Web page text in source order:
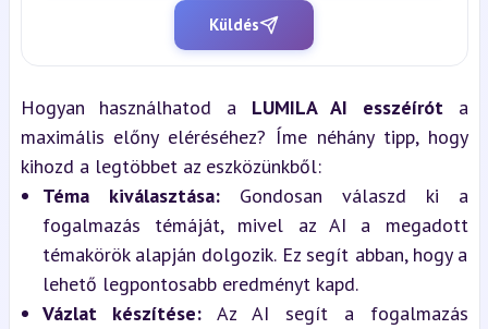
Küldés
Hogyan használhatod a LUMILA AI esszéírót a
maximális előny eléréséhez? Íme néhány tipp, hogy
kihozd a legtöbbet az eszközünkből:
Téma kiválasztása: Gondosan válaszd ki a
fogalmazás témáját, mivel az AI a megadott
témakörök alapján dolgozik. Ez segít abban, hogy a
lehető legpontosabb eredményt kapd.
Vázlat készítése: Az AI segít a fogalmazás